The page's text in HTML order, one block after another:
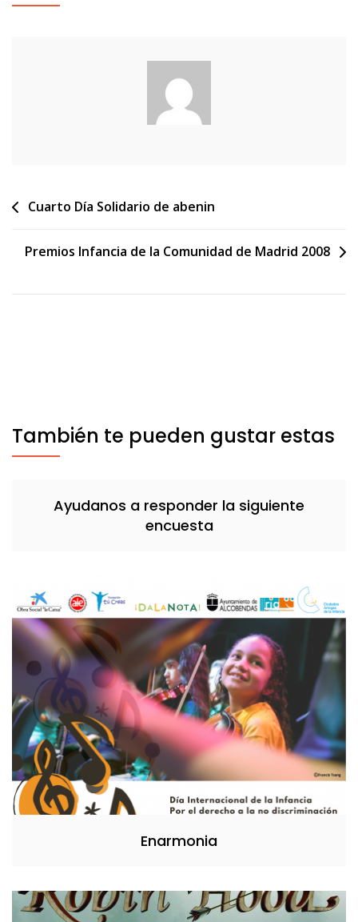
Navegación
entradas
Cuarto Día Solidario de abenin
Premios Infancia de la Comunidad de Madrid 2008
También te pueden gustar estas
Ayudanos a responder la siguiente
encuesta
Enarmonia